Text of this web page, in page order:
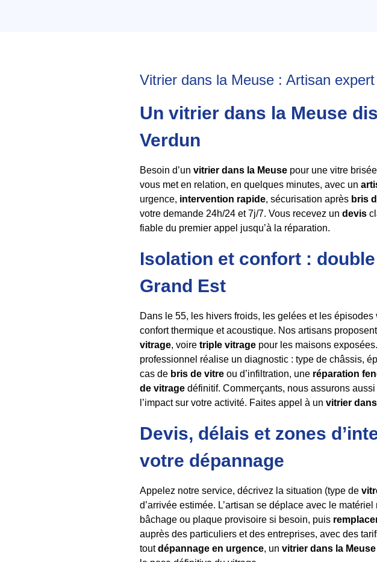
Vitrier dans la Meuse : Artisan
Un vitrier dans la Meuse
Verdun
Besoin d’un vitrier dans la Meuse pour une vitre
vous met en relation, en quelques minutes, avec un
urgence, intervention rapide, sécurisation après bris
votre demande 24h/24 et 7j/7. Vous recevez un devis
fiable du premier appel jusqu’à la réparation.
Isolation et confort :
Grand Est
Dans le 55, les hivers froids, les gelées et les épisodes
confort thermique et acoustique. Nos artisans proposent
vitrage, voire triple vitrage pour les maisons
professionnel réalise un diagnostic : type de châssis,
cas de bris de vitre ou d’infiltration, une réparation
de vitrage définitif. Commerçants, nous assurons aussi
l’impact sur votre activité. Faites appel à un vitrier
Devis, délais et zones
votre dépannage
Appelez notre service, décrivez la situation (type de
d’arrivée estimée. L’artisan se déplace avec le
bâchage ou plaque provisoire si besoin, puis
auprès des particuliers et des entreprises, avec des
toutdépannage en urgence, un vitrier dans la Meuse